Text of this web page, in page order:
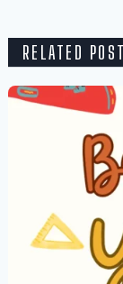
RELATED